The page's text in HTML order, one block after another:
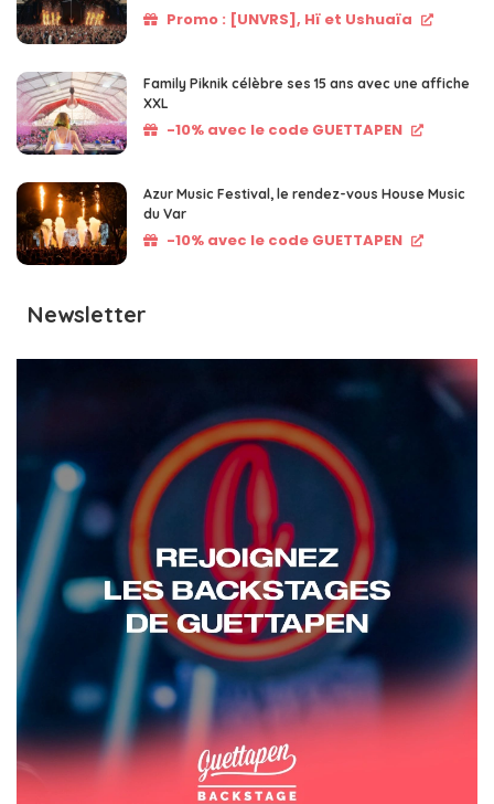
Promo : [UNVRS], Hï et Ushuaïa
Family Piknik célèbre ses 15 ans avec une affiche
XXL
-10% avec le code GUETTAPEN
Azur Music Festival, le rendez-vous House Music
du Var
-10% avec le code GUETTAPEN
Newsletter